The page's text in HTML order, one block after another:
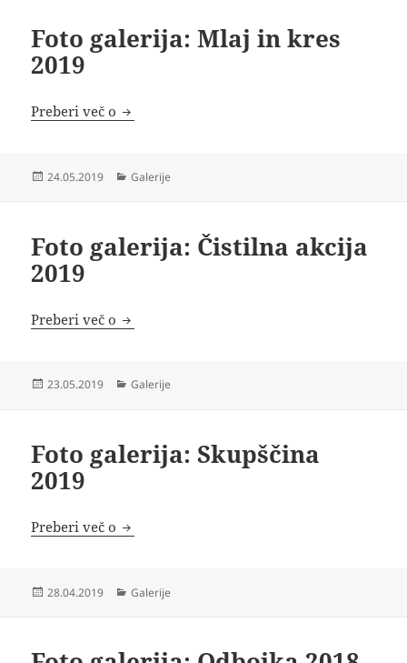
Foto galerija: Mlaj in kres
2019
Preberi več o Foto galerija: Mlaj in kres 2019
Objavljeno
24.05.2019 Kategorije
Galerije
Foto galerija: Čistilna akcija
2019
Preberi več o Foto galerija: Čistilna akcija 2019
Objavljeno
23.05.2019 Kategorije
Galerije
Foto galerija: Skupščina
2019
Preberi več o Foto galerija: Skupščina 2019
Objavljeno
28.04.2019 Kategorije
Galerije